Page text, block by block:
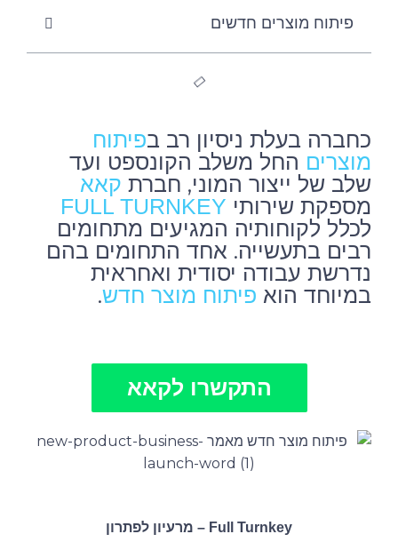
פיתוח מוצרים חדשים
כחברה בעלת ניסיון רב בפיתוח
מוצרים החל משלב הקונספט ועד
שלב של ייצור המוני, חברת קאא
מספקת שירותי FULL TURNKEY
לכלל לקוחותיה המגיעים מתחומים
רבים בתעשייה. אחד התחומים בהם
נדרשת עבודה יסודית ואחראית
במיוחד הוא פיתוח מוצר חדש.
התקשרו לקאא
Full Turnkey – מרעיון לפתרון